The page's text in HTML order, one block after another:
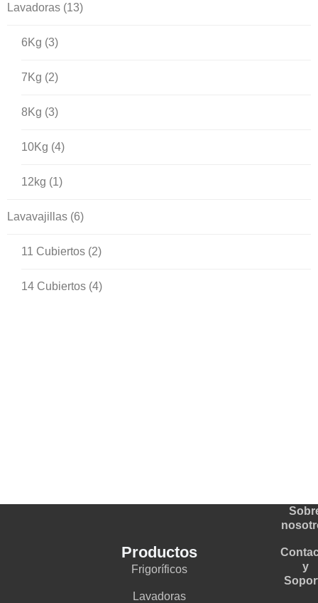
Lavadoras (13)
6Kg (3)
7Kg (2)
8Kg (3)
10Kg (4)
12kg (1)
Lavavajillas (6)
11 Cubiertos (2)
14 Cubiertos (4)
Productos
Frigoríficos
Lavadoras
y